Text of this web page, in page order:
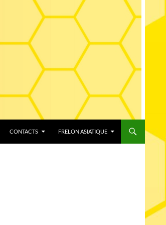
CONTACTS FRELON ASIATIQUE